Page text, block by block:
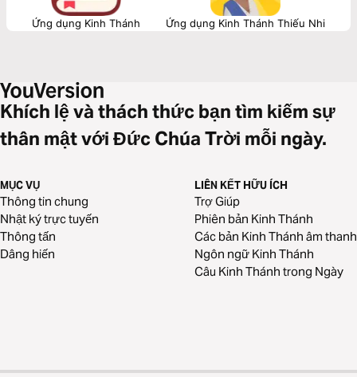
Ứng dụng Kinh Thánh Ứng dụng Kinh Thánh Thiếu Nhi
Khích lệ và thách thức bạn tìm kiếm sự
thân mật với Đức Chúa Trời mỗi ngày.
MỤC VỤ
Thông tin chung
Nhật ký trực tuyến
Thông tấn
Dâng hiến
LIÊN KẾT HỮU ÍCH
Trợ Giúp
Phiên bản Kinh Thánh
Các bản Kinh Thánh âm thanh
Ngôn ngữ Kinh Thánh
Câu Kinh Thánh trong Ngày